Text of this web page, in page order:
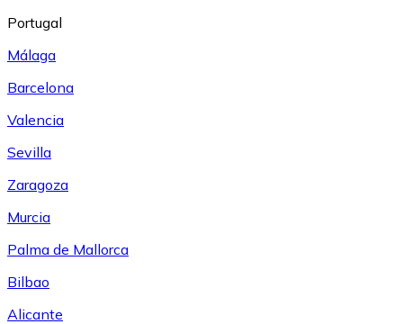
Portugal
Málaga
Barcelona
Valencia
Sevilla
Zaragoza
Murcia
Palma de Mallorca
Bilbao
Alicante